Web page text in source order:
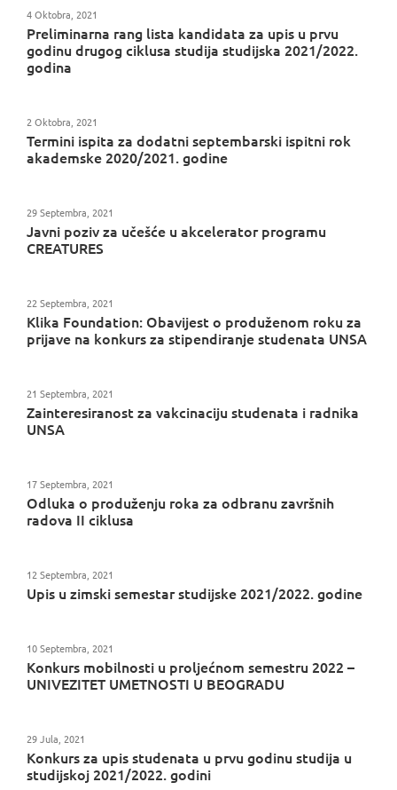
Preliminarna rang lista kandidata za upis u prvu
godinu drugog ciklusa studija studijska 2021/2022.
godina
4 Oktobra, 2021
Termini ispita za dodatni septembarski ispitni rok
akademske 2020/2021. godine
2 Oktobra, 2021
Javni poziv za učešće u akcelerator programu
CREATURES
29 Septembra, 2021
Klika Foundation: Obavijest o produženom roku za
prijave na konkurs za stipendiranje studenata UNSA
22 Septembra, 2021
Zainteresiranost za vakcinaciju studenata i radnika
UNSA
21 Septembra, 2021
Odluka o produženju roka za odbranu završnih
radova II ciklusa
17 Septembra, 2021
Upis u zimski semestar studijske 2021/2022. godine
12 Septembra, 2021
Konkurs mobilnosti u proljećnom semestru 2022 –
UNIVEZITET UMETNOSTI U BEOGRADU
10 Septembra, 2021
Konkurs za upis studenata u prvu godinu studija u
studijskoj 2021/2022. godini
29 Jula, 2021